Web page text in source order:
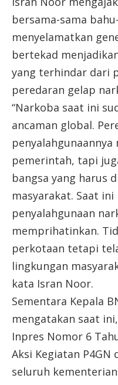
bersama-sama
menyelamatkan
bertekad
yang terhindar dari
peredaran gelap
“Narkoba saat ini
ancaman global.
pemerintah, tapi
bangsa yang harus
masyarakat. Saat ini
penyalahgunaan
memprihatinkan.
perkotaan tetapi
lingkungan
kata Isran Noor.
Sementara Kepala
mengatakan saat
Inpres Nomor 6
Aksi Kegiatan
seluruh